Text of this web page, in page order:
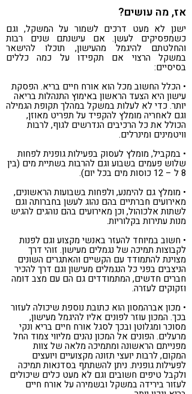
אז, מה עושים?
ישנן לא מעט דרכים לשמור על המשקל, וגם
כשמפסיקים לעשן. אם עישנתם שנים רבות
והחלטתם להיגמל מהעישון, תוכלו להישאר
במשקל הרצוי אם תקפידו על כמה כללים
בסיסיים:
• הכלל החשוב מכל הוא אורח חיים בריא. הפסקת
עישון היא הצעד הראשון באימוץ התנהלות בריאה
יותר. כדי לא לעלות במשקל במהלך תקופת הגמילה
וגם לאחריה מומלץ להקפיד על תפריט מאוזן,
הכולל את כל הרכיבים הנדרשים לגוף, לרבות
וויטמינים ומינרלים.
• במקביל, מומלץ לעסוק בפעילות גופנית לפחות
שלוש פעמים בשבוע וגם להרבות בשתיית מים (בין
8 ל – 12 כוסות מים בכל יום).
• מומלץ גם להימנע, ולפחות בשבועות הראשונים,
מאירועים חברתיים בהם נהוג לעשן בחברותה וגם
לשתות אלכוהול, וכן מאירועים בהם נוהגים להגיש
מנות עתירות בקלוריות.
• חשוב במיוחד להעזר באנשי מקצוע וגם לפנות
לקבוצות תמיכה של נגמלים מעישון. זוהי דרך
מצוינת להתמודד עם הקשיים והאתגרים השונים
הניצבים בפני כל הנגמלים מעישון וגם דרך להכיר
חברים חדשים, המתמודדים גם הם עם מצב דומה
וזקוקים לעזרה.
• מכון אברהמסון הוא כתובת נוספת שיכולה לעזור
בכך. המכון עוזר לפונים אליו להיגמל מעישון,
מסוכר ומגלוטן ובכך לסגל אורח חיים בריא ונקי
מרעלים. הפונים אל המכון נהנים מליווי צמוד החל
מפנייתם הראשונה ומתמיכה מלאה של צוות
המקום, לרבות יועצי תזונה מקצועיים ויועצים
לפעילות גופנית. ניתן להשתתף בסדנאות תמיכה
ולקבל טיפים חשובים וגם לא מעט כלים שיכולים
לעזור בירידה במשקל ובשמירה על אורח חיים